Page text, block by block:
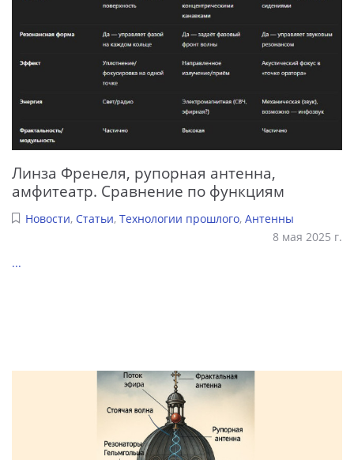
Линза Френеля, рупорная антенна,
амфитеатр. Сравнение по функциям
Новости, Статьи, Технологии прошлого, Антенны
8 мая 2025 г.
...